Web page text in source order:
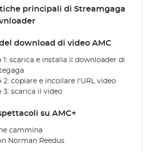
principali di Streamgaga
download di video AMC
1: scarica e installa il downloader di
2: copiare e incollare l'URL video
3: scarica il video
su AMC+
cammina
Norman Reedus